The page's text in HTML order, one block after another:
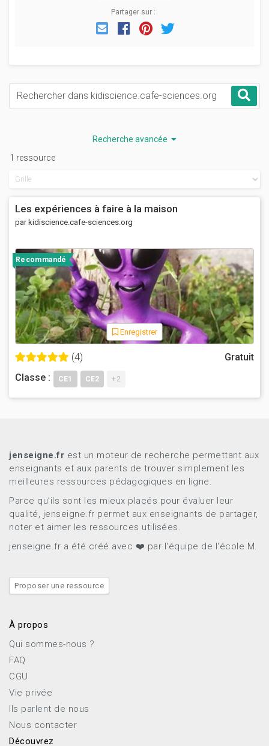
Partager sur :
EmailFacebook
Pinterest
Recherche avancée
1 ressource
Les expériences à faire à la maison
par kidiscience.cafe-sciences.org
Recommandé
Enregistrer
(4)
Gratuit
Classe :
CE1 CE2 +2
jenseigne.fr est un moteur de recherche permettant aux
enseignants et aux parents de trouver simplement les
meilleures ressources pédagogiques en ligne.
Parce qu’ils sont les mieux placés pour évaluer leur
qualité, jenseigne.fr permet aux enseignants de partager,
noter et aimer les ressources utilisées.
jenseigne.fr a été créé avec ❤️ par l'équipe de l'école M.
Proposer une ressource
À propos
Qui sommes-nous ?
FAQ
CGU
Vie privée
Ils parlent de nous
Nous contacter
Découvrez